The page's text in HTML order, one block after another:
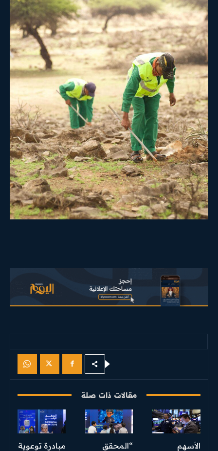
مقالات ذات صلة
الأسهم “المحقق مبادرة توعوية